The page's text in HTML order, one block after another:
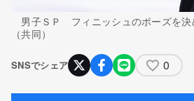
男子ＳＰ フィニッシュのポーズを決
（共同）
SNSでシェア 0